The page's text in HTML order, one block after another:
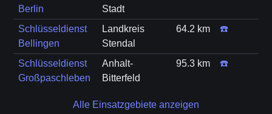
Berlin
Stadt
Schlüsseldienst
Bellingen
Landkreis
Stendal
64.2 km ☎️
Schlüsseldienst
Großpaschleben
Anhalt-
Bitterfeld
95.3 km ☎️
Alle Einsatzgebiete anzeigen